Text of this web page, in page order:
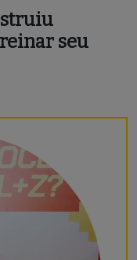
seu